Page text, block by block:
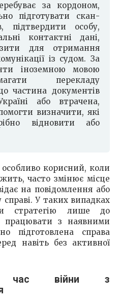
за кордоном,
підготувати скан-
підтвердити особу,
контактні дані,
для отримання
із судом. За
іноземною мовою
перекладу
частина документів
або втрачена,
визначити, які
відновити або
корисний, коли
часто змінює місце
на повідомлення або
справі. У таких випадках
стратегію лише до
працювати з наявними
підготовлена справа
навіть без активної
час війни з